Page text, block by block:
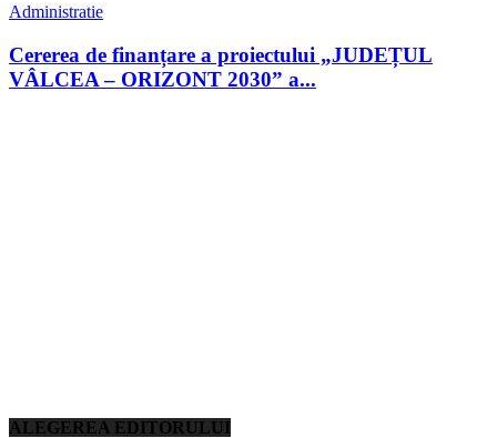
Administratie
Cererea de finanțare a proiectului „JUDEȚUL
VÂLCEA – ORIZONT 2030” a...
ALEGEREA EDITORULUI